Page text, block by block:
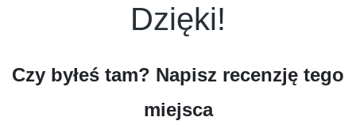
Dzięki!
Czy byłeś tam? Napisz recenzję tego
miejsca